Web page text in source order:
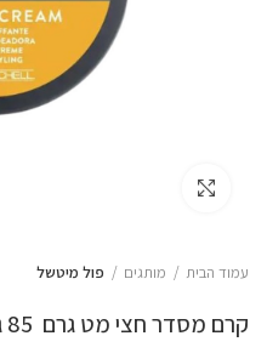
עמוד הבית מותגים פול מיטשל
קרם מסדר חצי מט גרם 85 גרם – פול מיטשל